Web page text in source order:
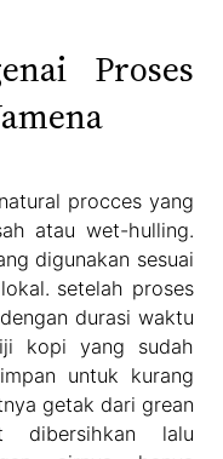
Proses
procces yang
atau wet-hulling.
digunakan sesuai
setelah proses
durasi waktu
kopi yang sudah
untuk kurang
getak dari grean
dibersihkan lalu